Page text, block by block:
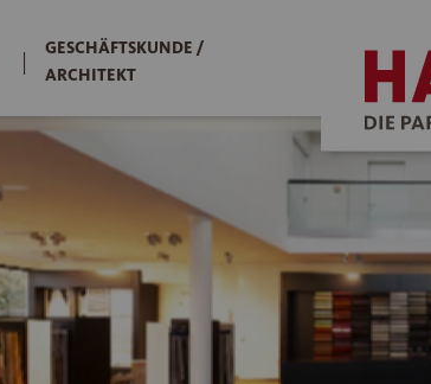
|
GESCHÄFTSKUNDE /
ARCHITEKT